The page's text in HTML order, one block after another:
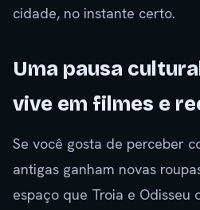
cidade, no instante certo.
Uma pausa
vive em filmes e
Se você gosta de perceber
antigas ganham novas
espaço que Troia e Odisseu